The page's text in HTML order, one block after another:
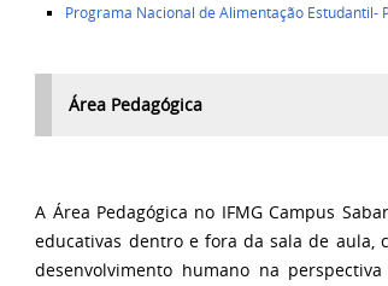
Programa Nacional de Alimentação Estudantil-
Área Pedagógica
A Área Pedagógica no IFMG Campus
educativas dentro e fora da sala de aula,
desenvolvimento humano na